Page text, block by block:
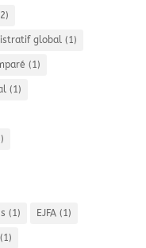
global(1)
(1)
(1)
(1) EJFA(1)
(1)